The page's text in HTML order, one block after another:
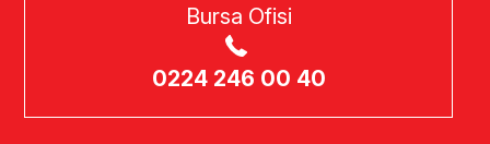
Bursa Ofisi
0224 246 00 40